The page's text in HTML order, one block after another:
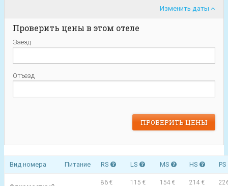
Изменить даты
Проверить цены в этом отеле
Заезд
Отъезд
Вид номера Питание RS LS MS HS PS
86 €
115 €
154 €
214 €